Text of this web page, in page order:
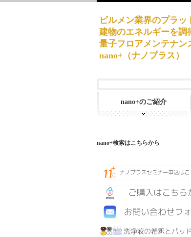
ビルメン業界のプラッ
建物のエネルギーを調
量子フロアメンテナン
nano+（ナノプラス）
nano+のご紹介
nano+検索はこちらから